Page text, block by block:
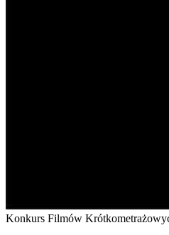
Konkurs Filmów